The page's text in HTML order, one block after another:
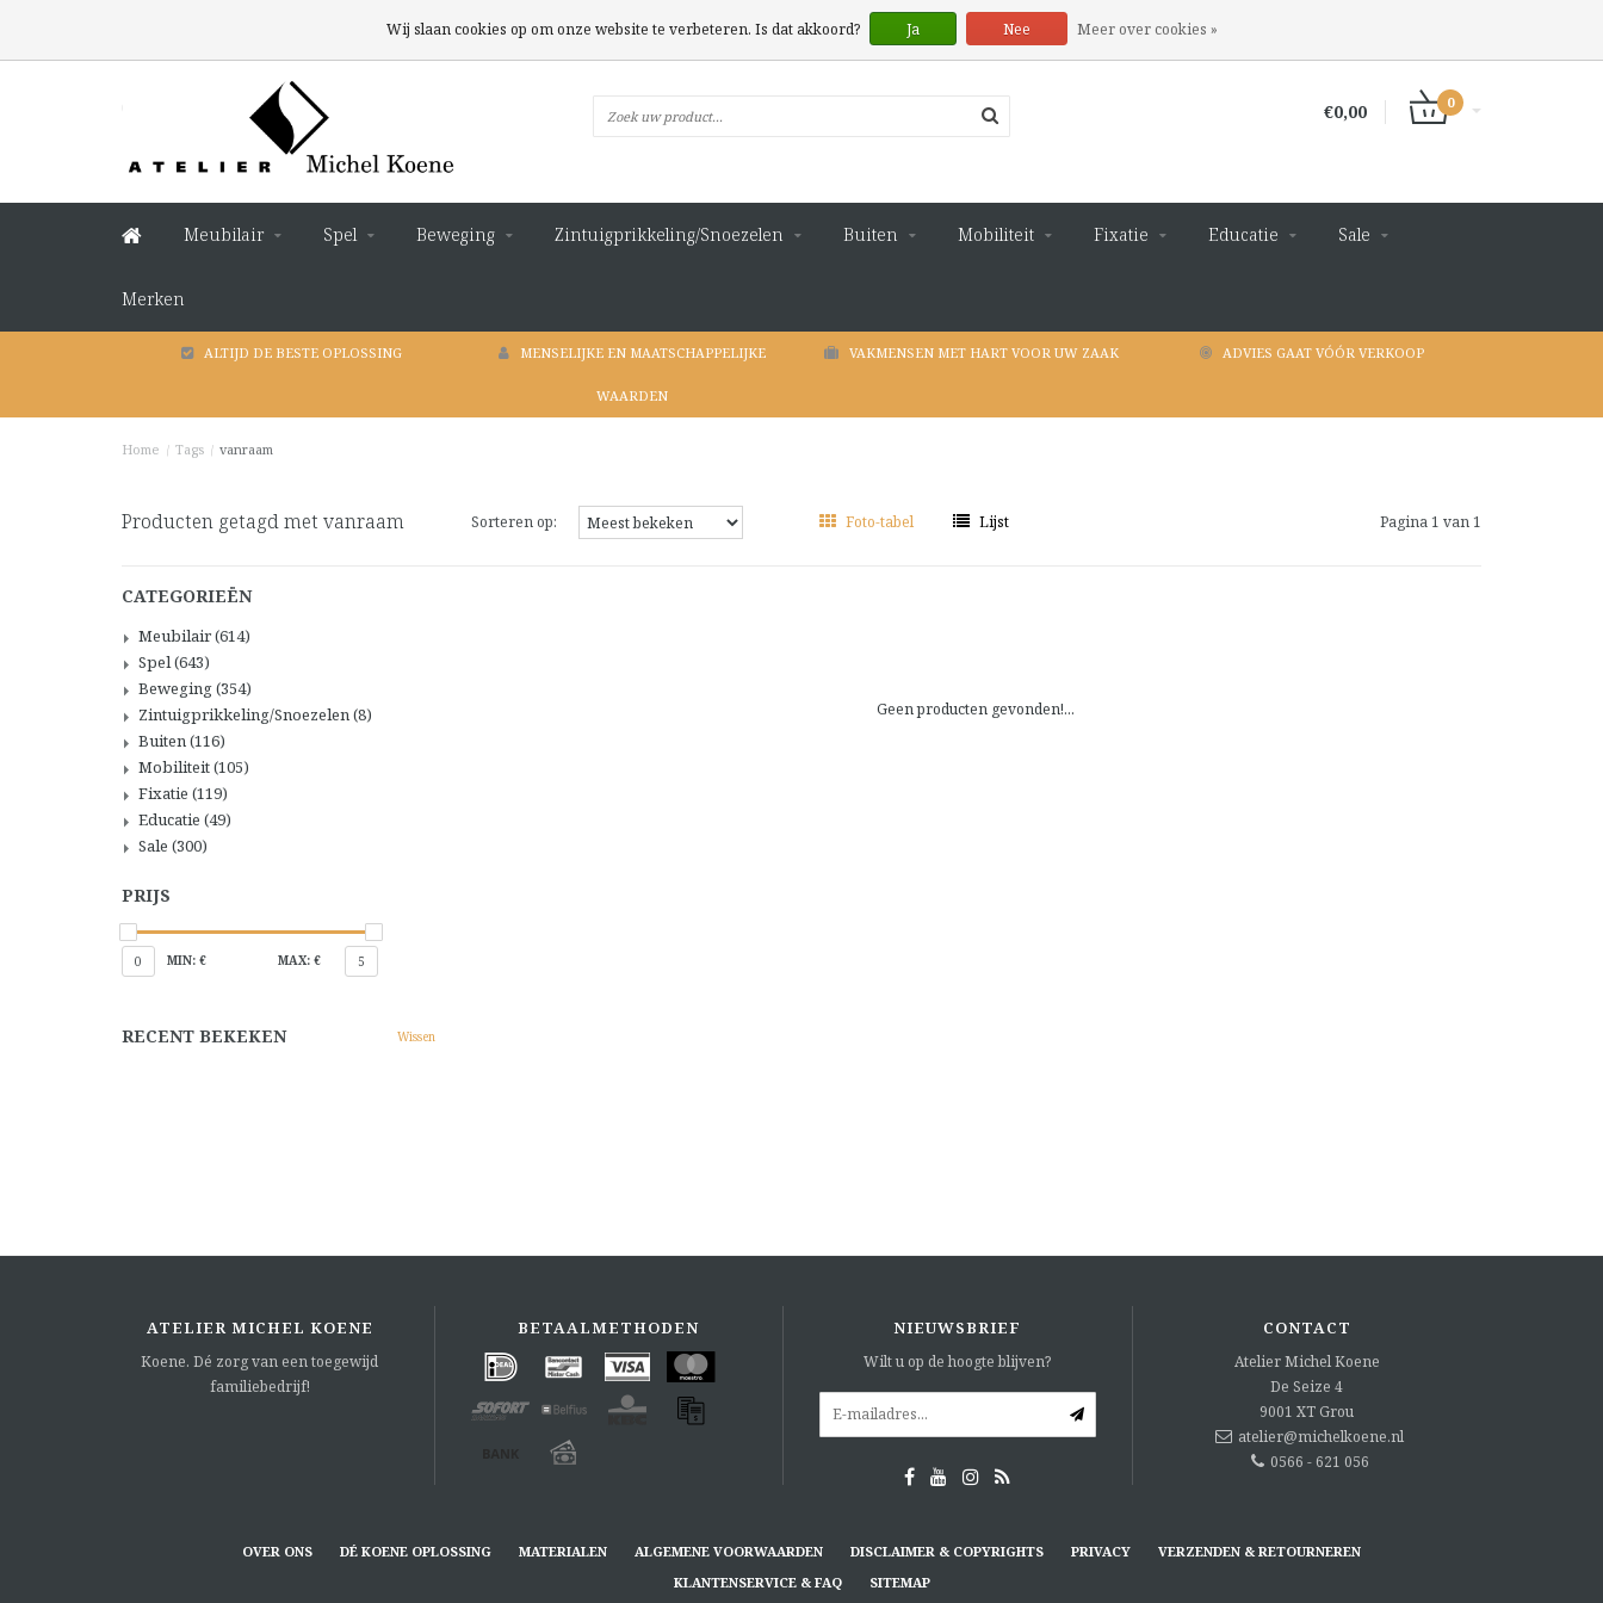
€0,00 0
Meubilair Spel Beweging Zintuigprikkeling/Snoezelen Buiten Mobiliteit Fixatie Educatie Sale
Merken
ALTIJD DE BESTE OPLOSSING MENSELIJKE EN MAATSCHAPPELIJKE
WAARDEN
VAKMENSEN MET HART VOOR UW ZAAK ADVIES GAAT VÓÓR VERKOOP
Home / Tags / vanraam
Producten getagd met vanraam Sorteren op: Foto-tabel Lijst Pagina 1 van 1
CATEGORIEËN
Meubilair(614)
Spel(643)
Beweging(354)
Zintuigprikkeling/Snoezelen(8)
Buiten(116)
Mobiliteit(105)
Fixatie (119)
Educatie (49)
Sale (300)
PRIJS
0 MIN: € MAX: € 5
RECENT BEKEKEN Wissen
Geen producten gevonden!...
ATELIER MICHEL KOENE
Koene. Dé zorg van een toegewijd
familiebedrijf!
BETAALMETHODEN NIEUWSBRIEF
Wilt u op de hoogte blijven?
CONTACT
Atelier Michel Koene
De Seize 4
9001 XT Grou
atelier@michelkoene.nl
0566 - 621 056
OVER ONS DÉ KOENE OPLOSSING MATERIALEN ALGEMENE VOORWAARDEN DISCLAIMER & COPYRIGHTS PRIVACY
VERZENDEN & RETOURNEREN
KLANTENSERVICE & FAQ
SITEMAP
Wij slaan cookies op om onze website te verbeteren. Is dat akkoord? Ja Nee Meer over cookies »